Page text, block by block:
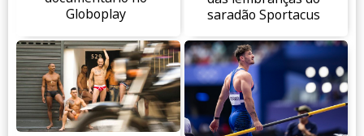
Globoplay
saradão Sportacus